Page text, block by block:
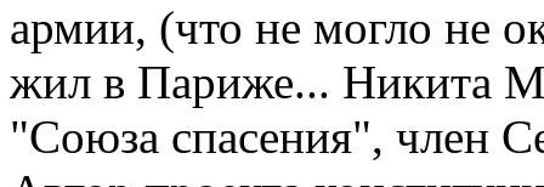
армии, (что не могло не
жил в Париже... Никита
"Союза спасения", член